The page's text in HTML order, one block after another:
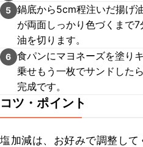
5 鍋底から5cm程注いだ揚げ
が両面しっかり色づくまで
油を切ります。
6 食パンにマヨネーズを塗り
乗せもう一枚でサンドした
完成です。
コツ・ポイント
塩加減は、お好みで調整して